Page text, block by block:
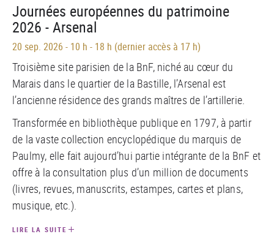
Journées européennes du patrimoine
2026 - Arsenal
20 sep. 2026 - 10 h - 18 h (dernier accès à 17 h)
Troisième site parisien de la BnF, niché au cœur du
Marais dans le quartier de la Bastille, l’Arsenal est
l’ancienne résidence des grands maîtres de l’artillerie.
Transformée en bibliothèque publique en 1797, à partir
de la vaste collection encyclopédique du marquis de
Paulmy, elle fait aujourd’hui partie intégrante de la BnF et
offre à la consultation plus d’un million de documents
(livres, revues, manuscrits, estampes, cartes et plans,
musique, etc.).
LIRE LA SUITE